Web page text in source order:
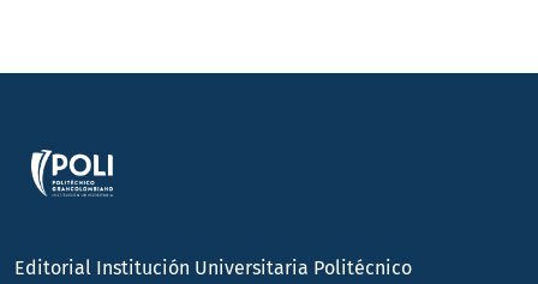
Editorial Institución Universitaria Politécnico